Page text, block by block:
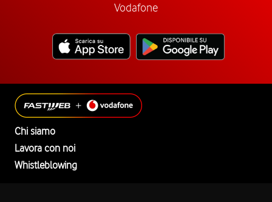
Vodafone
Chi siamo
Lavora con noi
Whistleblowing